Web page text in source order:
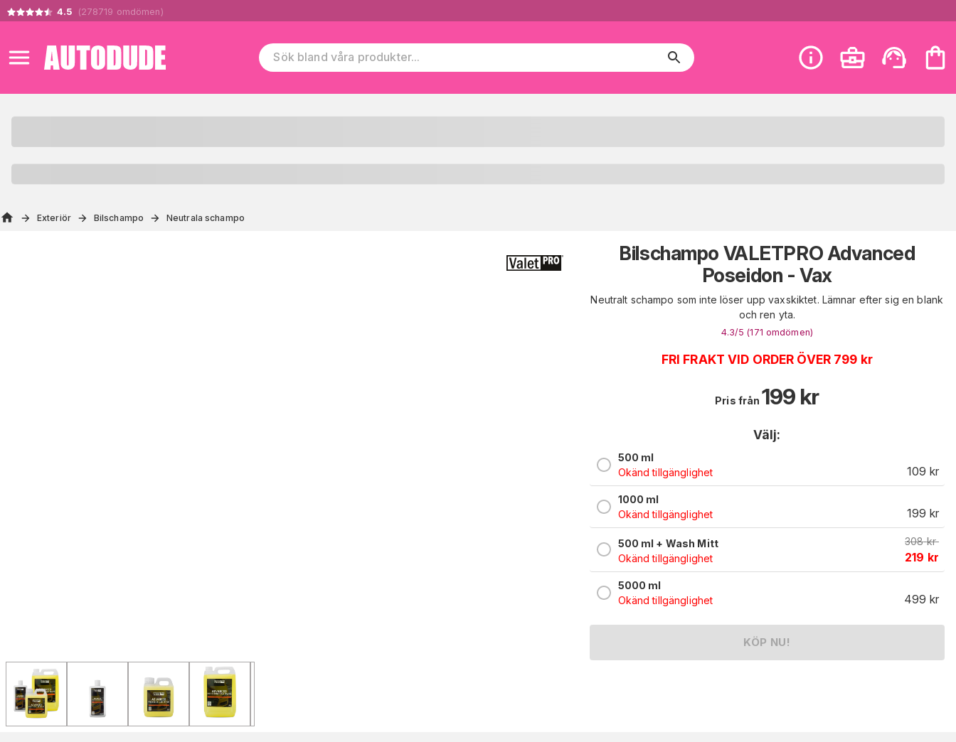
4.5 (278719 omdömen )
Exteriör Bilschampo Neutrala schampo
Bilschampo VALETPRO Advanced
Poseidon - Vax
Neutralt schampo som inte löser upp vaxskiktet. Lämnar efter sig en blank
och ren yta.
4.3/5 (171 omdömen)
FRI FRAKT VID ORDER ÖVER 799 kr
Pris från 199 kr
Välj:
500 ml
Okänd tillgänglighet
109 kr
1000 ml
Okänd tillgänglighet
199 kr
500 ml + Wash Mitt
Okänd tillgänglighet
308 kr
219 kr
5000 ml
Okänd tillgänglighet
499 kr
KÖP NU!